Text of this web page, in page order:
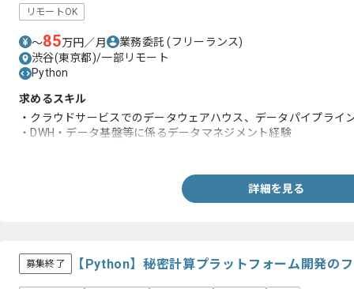
リモートOK
〜85万円／月 業務委託(フリーランス)
渋谷(東京都)/一部リモート
Python
求めるスキル
・クラウドサービスでのデータウェアハウス、データパイプライ
・DWH・データ基盤等に係るデータマネジメント経験
詳細を見る
募集終了 【Python】秘密計算プラットフォーム開発の